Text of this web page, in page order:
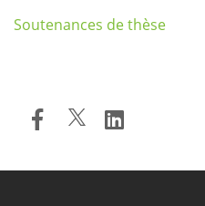
Soutenances de thèse